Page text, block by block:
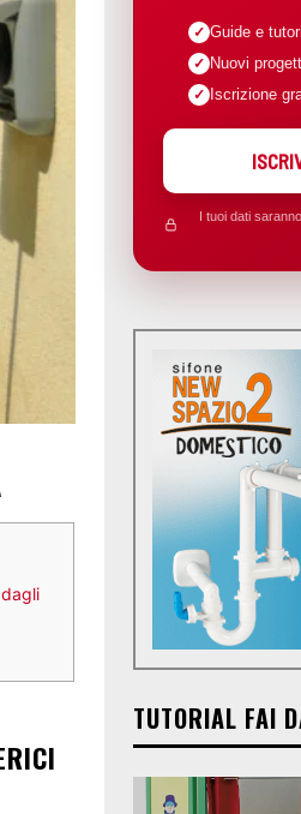
Guide e
Nuovi
Iscrizione
I tuoi dati
TUTORIAL FAI